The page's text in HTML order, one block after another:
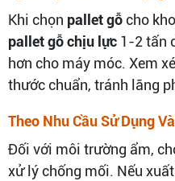
Khi chọn pallet gỗcho
pallet gỗ chịu lực 1-2 tấn
hơn cho máy móc. Xem
thước chuẩn, tránh lãng
Theo Nhu Cầu Sử Dụng
Đối với môi trường ẩm,
xử lý chống mối. Nếu